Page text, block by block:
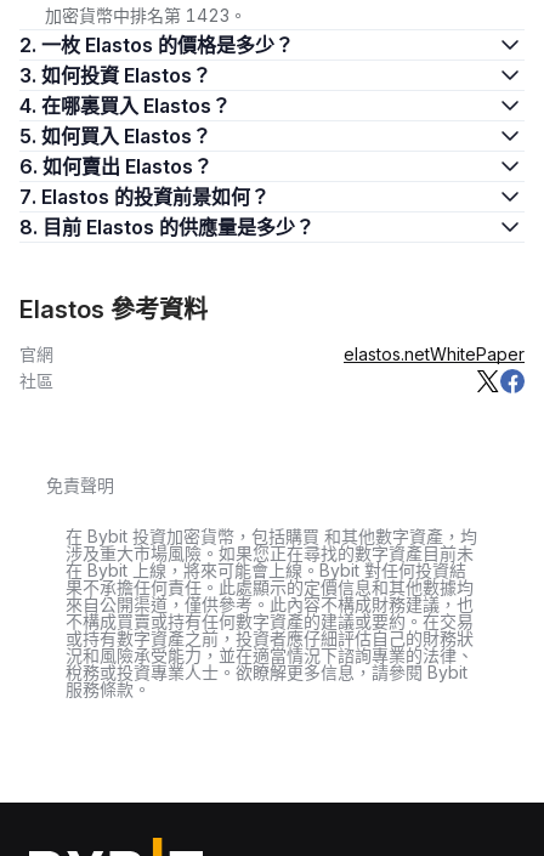
加密貨幣中排名第 1423。
2. 一枚 Elastos 的價格是多少？
3. 如何投資 Elastos？
4. 在哪裏買入 Elastos？
5. 如何買入 Elastos？
6. 如何賣出 Elastos？
7. Elastos 的投資前景如何？
8. 目前 Elastos 的供應量是多少？
Elastos 參考資料
官網 elastos.netWhitePaper
社區
免責聲明
在 Bybit 投資加密貨幣，包括購買 和其他數字資產，均
涉及重大市場風險。如果您正在尋找的數字資產目前未
在 Bybit 上線，將來可能會上線。Bybit 對任何投資結
果不承擔任何責任。此處顯示的定價信息和其他數據均
來自公開渠道，僅供參考。此內容不構成財務建議，也
不構成買賣或持有任何數字資產的建議或要約。在交易
或持有數字資產之前，投資者應仔細評估自己的財務狀
況和風險承受能力，並在適當情況下諮詢專業的法律、
稅務或投資專業人士。欲瞭解更多信息，請參閱 Bybit
服務條款。